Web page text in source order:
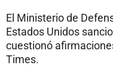
El Ministerio de
Estados Unidos
cuestionó
Times.